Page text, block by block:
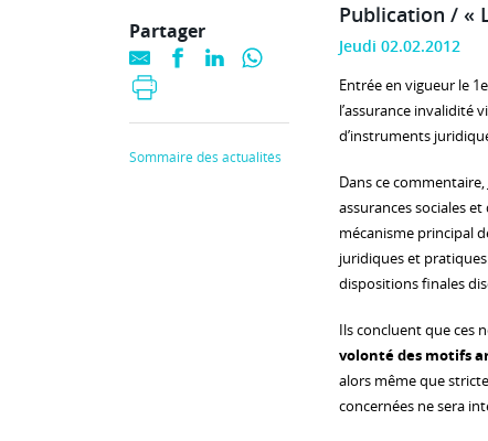
Publication / «
Jeudi 02.02.2012
Entrée en vigueur le
l’assurance invalidité
d’instruments
Dans ce
assurances sociales
mécanisme principal
juridiques et
dispositions finales
Ils concluent que ces
volonté des motifs
alors même que
concernées ne sera
Partager
Sommaire des actualités